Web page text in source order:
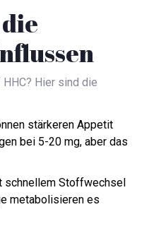
Hier sind die
stärkeren Appetit
bei 5-20 mg, aber das
schnellem Stoffwechsel
metabolisieren es